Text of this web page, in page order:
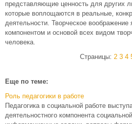
представляющие ценность для других
которые воплощаются в реальные,
деятельности. Творческое
компонентом и основой всех видом
человека.
Страницы: 2 3 4
Еще по теме:
Роль педагогики в работе
Педагогика в социальной работе
деятельностного компонента